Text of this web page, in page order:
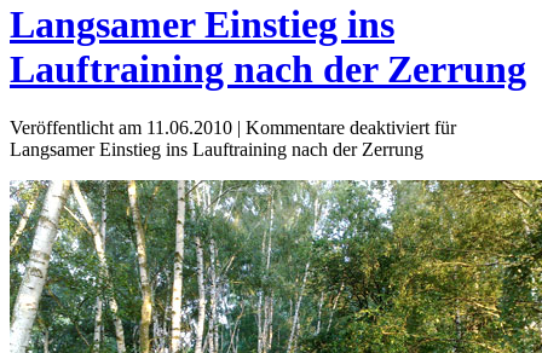
Langsamer Einstieg ins
Lauftraining nach der Zerrung
Veröffentlicht am 11.06.2010 | Kommentare deaktiviert für
Langsamer Einstieg ins Lauftraining nach der Zerrung